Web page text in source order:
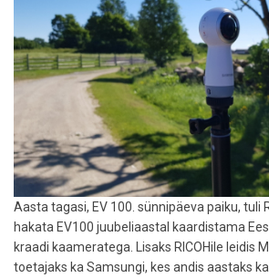
Aasta tagasi, EV 100. sünnipäeva paiku, tuli
hakata EV100 juubeliaastal kaardistama
kraadi kaameratega. Lisaks RICOHile leidis
toetajaks ka Samsungi, kes andis aastaks